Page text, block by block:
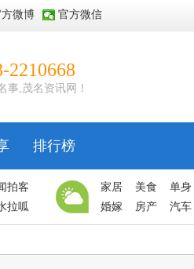
微博 官方微信
2210668
事,茂名资讯网！
排行榜
拍客
拉呱
家居 美食 单身
婚嫁
房产 汽车